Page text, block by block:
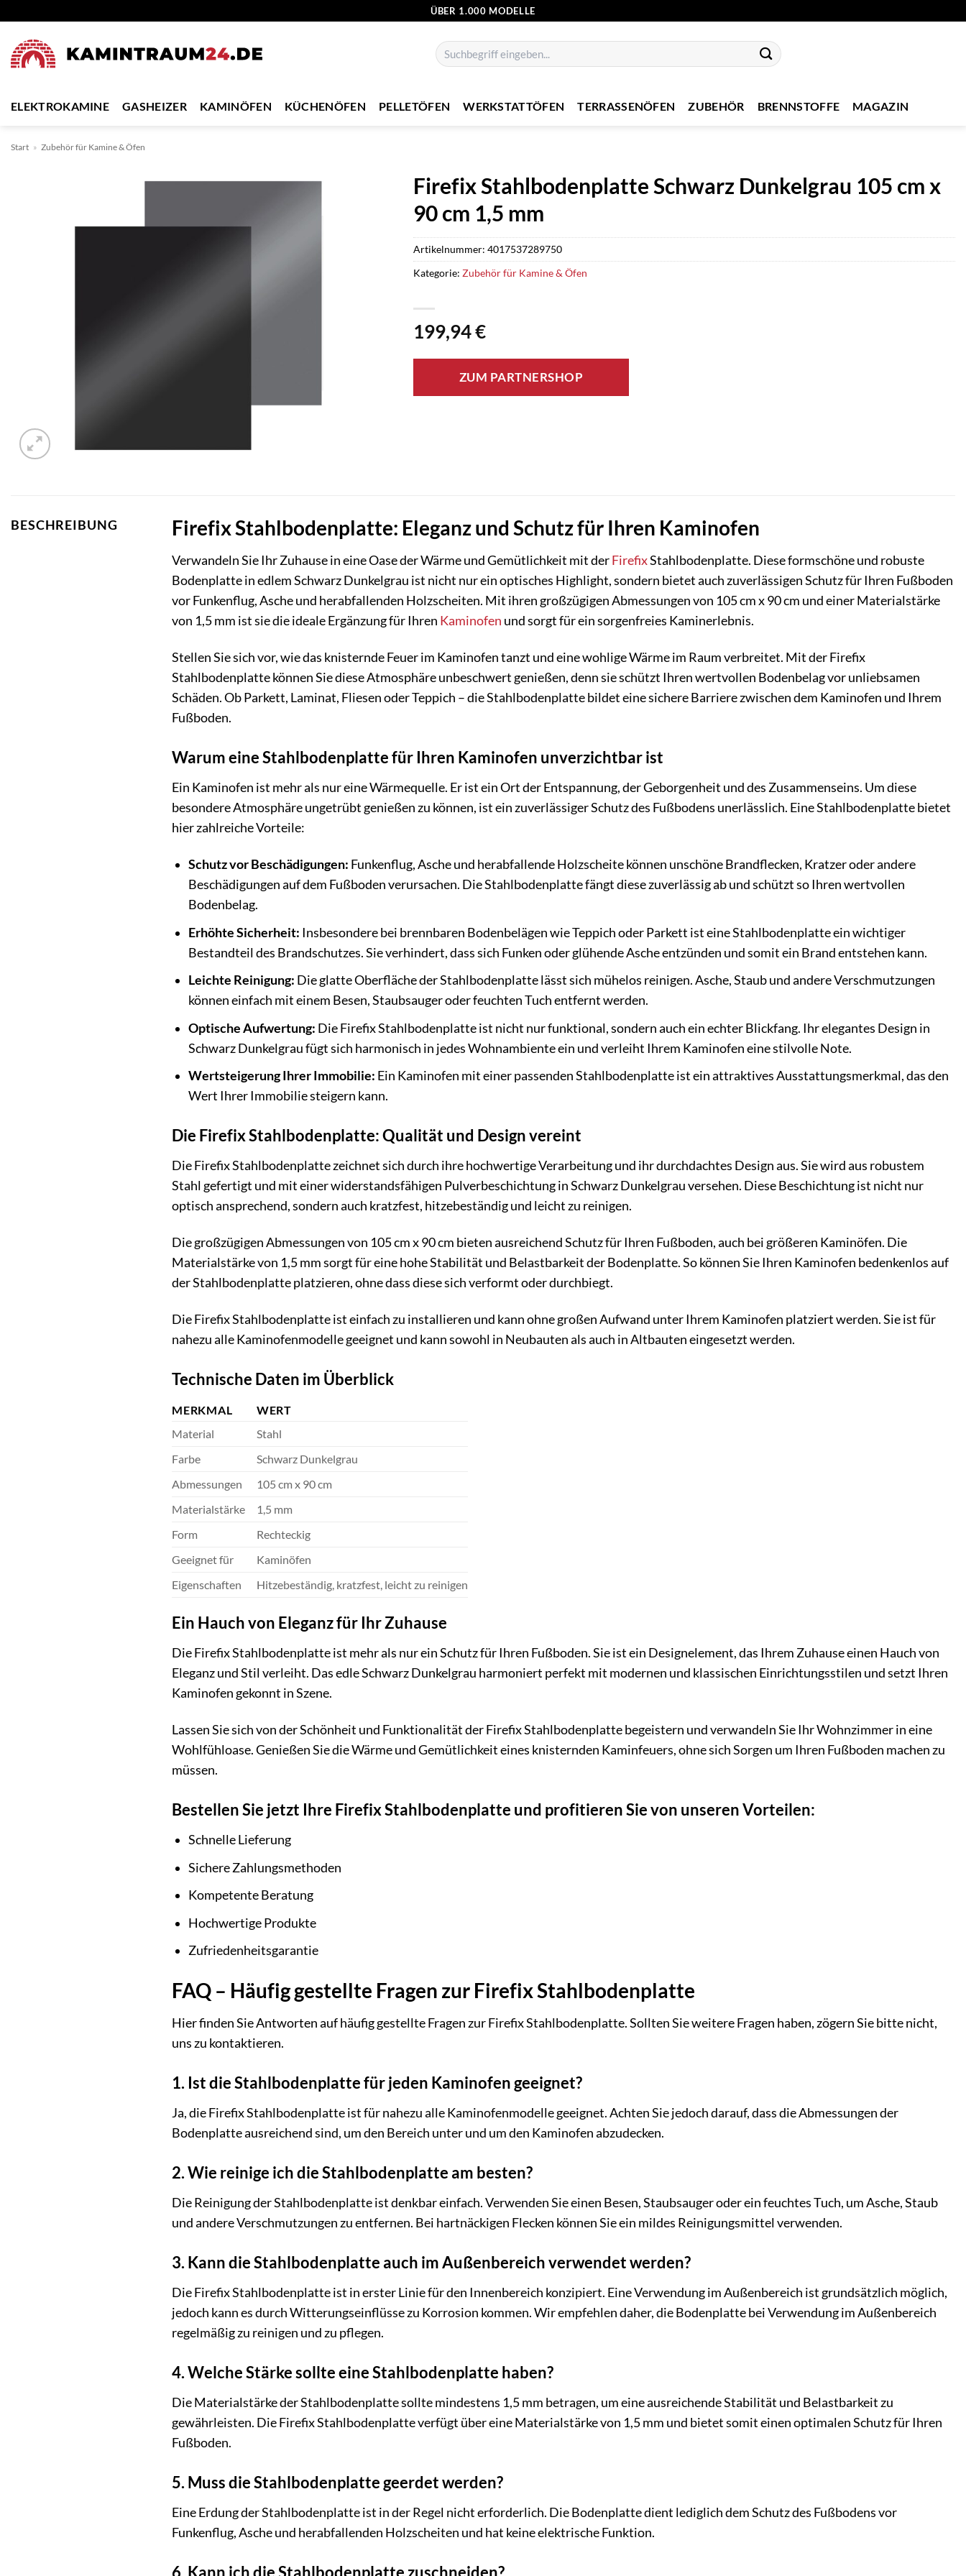
springen
ÜBER 1.000 MODELLE
Suchen
nach:
ELEKTROKAMINE GASHEIZER KAMINÖFEN KÜCHENÖFEN PELLETÖFEN WERKSTATTÖFEN TERRASSENÖFEN ZUBEHÖR BRENNSTOFFE MAGAZIN
Start » Zubehör für Kamine & Öfen
Firefix Stahlbodenplatte Schwarz Dunkelgrau 105 cm x
90 cm 1,5 mm
199,94€
ZUM PARTNERSHOP
Artikelnummer: 4017537289750
Kategorie: Zubehör für Kamine & Öfen
BESCHREIBUNG Firefix Stahlbodenplatte: Eleganz und Schutz für Ihren Kaminofen
Verwandeln Sie Ihr Zuhause in eine Oase der Wärme und Gemütlichkeit mit derFirefixStahlbodenplatte. Diese formschöne und robuste
Bodenplatte in edlem Schwarz Dunkelgrau ist nicht nur ein optisches Highlight, sondern bietet auch zuverlässigen Schutz für Ihren Fußboden
vor Funkenflug, Asche und herabfallenden Holzscheiten. Mit ihren großzügigen Abmessungen von 105 cm x 90 cm und einer Materialstärke
von 1,5 mm ist sie die ideale Ergänzung für Ihren Kaminofen und sorgt für ein sorgenfreies Kaminerlebnis.
Stellen Sie sich vor, wie das knisternde Feuer im Kaminofen tanzt und eine wohlige Wärme im Raum verbreitet. Mit der Firefix
Stahlbodenplatte können Sie diese Atmosphäre unbeschwert genießen, denn sie schützt Ihren wertvollen Bodenbelag vor unliebsamen
Schäden. Ob Parkett, Laminat, Fliesen oder Teppich – die Stahlbodenplatte bildet eine sichere Barriere zwischen dem Kaminofen und Ihrem
Fußboden.
Warum eine Stahlbodenplatte für Ihren Kaminofen unverzichtbar ist
Ein Kaminofen ist mehr als nur eine Wärmequelle. Er ist ein Ort der Entspannung, der Geborgenheit und des Zusammenseins. Um diese
besondere Atmosphäre ungetrübt genießen zu können, ist ein zuverlässiger Schutz des Fußbodens unerlässlich. Eine Stahlbodenplatte bietet
hier zahlreiche Vorteile:
Schutz vor Beschädigungen: Funkenflug, Asche und herabfallende Holzscheite können unschöne Brandflecken, Kratzer oder andere
Beschädigungen auf dem Fußboden verursachen. Die Stahlbodenplatte fängt diese zuverlässig ab und schützt so Ihren wertvollen
Bodenbelag.
Erhöhte Sicherheit: Insbesondere bei brennbaren Bodenbelägen wie Teppich oder Parkett ist eine Stahlbodenplatte ein wichtiger
Bestandteil des Brandschutzes. Sie verhindert, dass sich Funken oder glühende Asche entzünden und somit ein Brand entstehen kann.
Leichte Reinigung: Die glatte Oberfläche der Stahlbodenplatte lässt sich mühelos reinigen. Asche, Staub und andere Verschmutzungen
können einfach mit einem Besen, Staubsauger oder feuchten Tuch entfernt werden.
Optische Aufwertung: Die Firefix Stahlbodenplatte ist nicht nur funktional, sondern auch ein echter Blickfang. Ihr elegantes Design in
Schwarz Dunkelgrau fügt sich harmonisch in jedes Wohnambiente ein und verleiht Ihrem Kaminofen eine stilvolle Note.
Wertsteigerung Ihrer Immobilie: Ein Kaminofen mit einer passenden Stahlbodenplatte ist ein attraktives Ausstattungsmerkmal, das den
Wert Ihrer Immobilie steigern kann.
Die Firefix Stahlbodenplatte: Qualität und Design vereint
Die Firefix Stahlbodenplatte zeichnet sich durch ihre hochwertige Verarbeitung und ihr durchdachtes Design aus. Sie wird aus robustem
Stahl gefertigt und mit einer widerstandsfähigen Pulverbeschichtung in Schwarz Dunkelgrau versehen. Diese Beschichtung ist nicht nur
optisch ansprechend, sondern auch kratzfest, hitzebeständig und leicht zu reinigen.
Die großzügigen Abmessungen von 105 cm x 90 cm bieten ausreichend Schutz für Ihren Fußboden, auch bei größeren Kaminöfen. Die
Materialstärke von 1,5 mm sorgt für eine hohe Stabilität und Belastbarkeit der Bodenplatte. So können Sie Ihren Kaminofen bedenkenlos auf
der Stahlbodenplatte platzieren, ohne dass diese sich verformt oder durchbiegt.
Die Firefix Stahlbodenplatte ist einfach zu installieren und kann ohne großen Aufwand unter Ihrem Kaminofen platziert werden. Sie ist für
nahezu alle Kaminofenmodelle geeignet und kann sowohl in Neubauten als auch in Altbauten eingesetzt werden.
Technische Daten im Überblick
MERKMAL
WERT
Material
Stahl
Farbe
Schwarz Dunkelgrau
Abmessungen
105 cm x 90 cm
Materialstärke
1,5 mm
Form
Rechteckig
Geeignet für
Kaminöfen
Eigenschaften
Hitzebeständig, kratzfest, leicht zu reinigen
Ein Hauch von Eleganz für Ihr Zuhause
Die Firefix Stahlbodenplatte ist mehr als nur ein Schutz für Ihren Fußboden. Sie ist ein Designelement, das Ihrem Zuhause einen Hauch von
Eleganz und Stil verleiht. Das edle Schwarz Dunkelgrau harmoniert perfekt mit modernen und klassischen Einrichtungsstilen und setzt Ihren
Kaminofen gekonnt in Szene.
Lassen Sie sich von der Schönheit und Funktionalität der Firefix Stahlbodenplatte begeistern und verwandeln Sie Ihr Wohnzimmer in eine
Wohlfühloase. Genießen Sie die Wärme und Gemütlichkeit eines knisternden Kaminfeuers, ohne sich Sorgen um Ihren Fußboden machen zu
müssen.
Bestellen Sie jetzt Ihre Firefix Stahlbodenplatte und profitieren Sie von unseren Vorteilen:
Schnelle Lieferung
Sichere Zahlungsmethoden
Kompetente Beratung
Hochwertige Produkte
Zufriedenheitsgarantie
FAQ – Häufig gestellte Fragen zur Firefix Stahlbodenplatte
Hier finden Sie Antworten auf häufig gestellte Fragen zur Firefix Stahlbodenplatte. Sollten Sie weitere Fragen haben, zögern Sie bitte nicht,
uns zu kontaktieren.
1. Ist die Stahlbodenplatte für jeden Kaminofen geeignet?
Ja, die Firefix Stahlbodenplatte ist für nahezu alle Kaminofenmodelle geeignet. Achten Sie jedoch darauf, dass die Abmessungen der
Bodenplatte ausreichend sind, um den Bereich unter und um den Kaminofen abzudecken.
2. Wie reinige ich die Stahlbodenplatte am besten?
Die Reinigung der Stahlbodenplatte ist denkbar einfach. Verwenden Sie einen Besen, Staubsauger oder ein feuchtes Tuch, um Asche, Staub
und andere Verschmutzungen zu entfernen. Bei hartnäckigen Flecken können Sie ein mildes Reinigungsmittel verwenden.
3. Kann die Stahlbodenplatte auch im Außenbereich verwendet werden?
Die Firefix Stahlbodenplatte ist in erster Linie für den Innenbereich konzipiert. Eine Verwendung im Außenbereich ist grundsätzlich möglich,
jedoch kann es durch Witterungseinflüsse zu Korrosion kommen. Wir empfehlen daher, die Bodenplatte bei Verwendung im Außenbereich
regelmäßig zu reinigen und zu pflegen.
4. Welche Stärke sollte eine Stahlbodenplatte haben?
Die Materialstärke der Stahlbodenplatte sollte mindestens 1,5 mm betragen, um eine ausreichende Stabilität und Belastbarkeit zu
gewährleisten. Die Firefix Stahlbodenplatte verfügt über eine Materialstärke von 1,5 mm und bietet somit einen optimalen Schutz für Ihren
Fußboden.
5. Muss die Stahlbodenplatte geerdet werden?
Eine Erdung der Stahlbodenplatte ist in der Regel nicht erforderlich. Die Bodenplatte dient lediglich dem Schutz des Fußbodens vor
Funkenflug, Asche und herabfallenden Holzscheiten und hat keine elektrische Funktion.
6. Kann ich die Stahlbodenplatte zuschneiden?